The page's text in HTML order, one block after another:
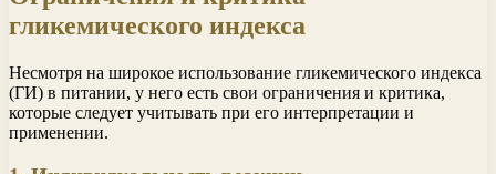
гликемического индекса
Несмотря на широкое использование гликемического индекса
(ГИ) в питании, у него есть свои ограничения и критика,
которые следует учитывать при его интерпретации и
применении.